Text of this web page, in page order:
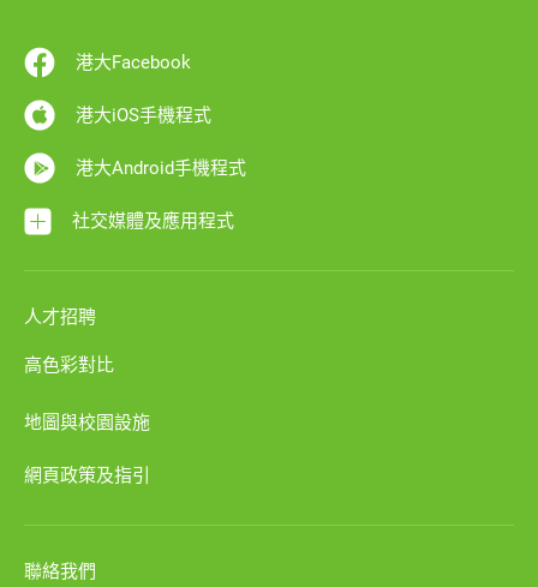
港大Facebook
港大iOS手機程式
港大Android手機程式
社交媒體及應用程式
人才招聘
高色彩對比
地圖與校園設施
網頁政策及指引
聯絡我們